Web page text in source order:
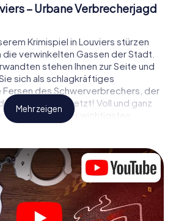
– Urbane Verbrecherjagd
Krimispiel in Louviers stürzen
die verwinkelten Gassen der Stadt.
stehen Ihnen zur Seite und
sich als schlagkräftiges
Fersen des Schwerverbrechers, der
Schrecken versetzt! Voll und ganz
sich dabei auf Ihr wichtigstes
Mittels GPS-Navigation
in Louviers, die mit der Tat in
schließlich zum Mörder. An jedem
Rätsel und kommen so Stück für
Falls immer näher. Anders als bei
Dinner in Louviers bestimmen also
bewegen sich an der frischen Luft
Mehr zeigen